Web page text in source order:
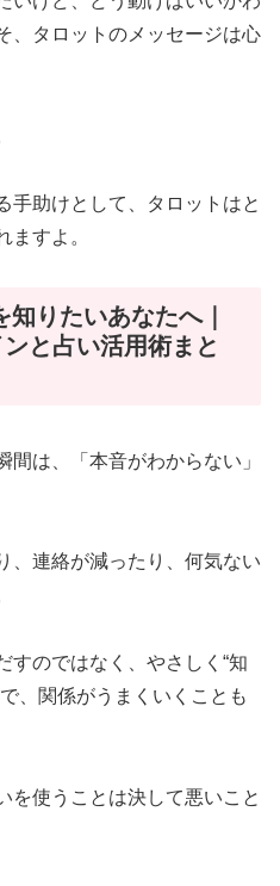
タロットのメッセージは心
手助けとして、タロットはと
ますよ。
りたいあなたへ｜
と占い活用術まと
は、「本音がわからない」
、連絡が減ったり、何気ない
すのではなく、やさしく“知
、関係がうまくいくことも
を使うことは決して悪いこと